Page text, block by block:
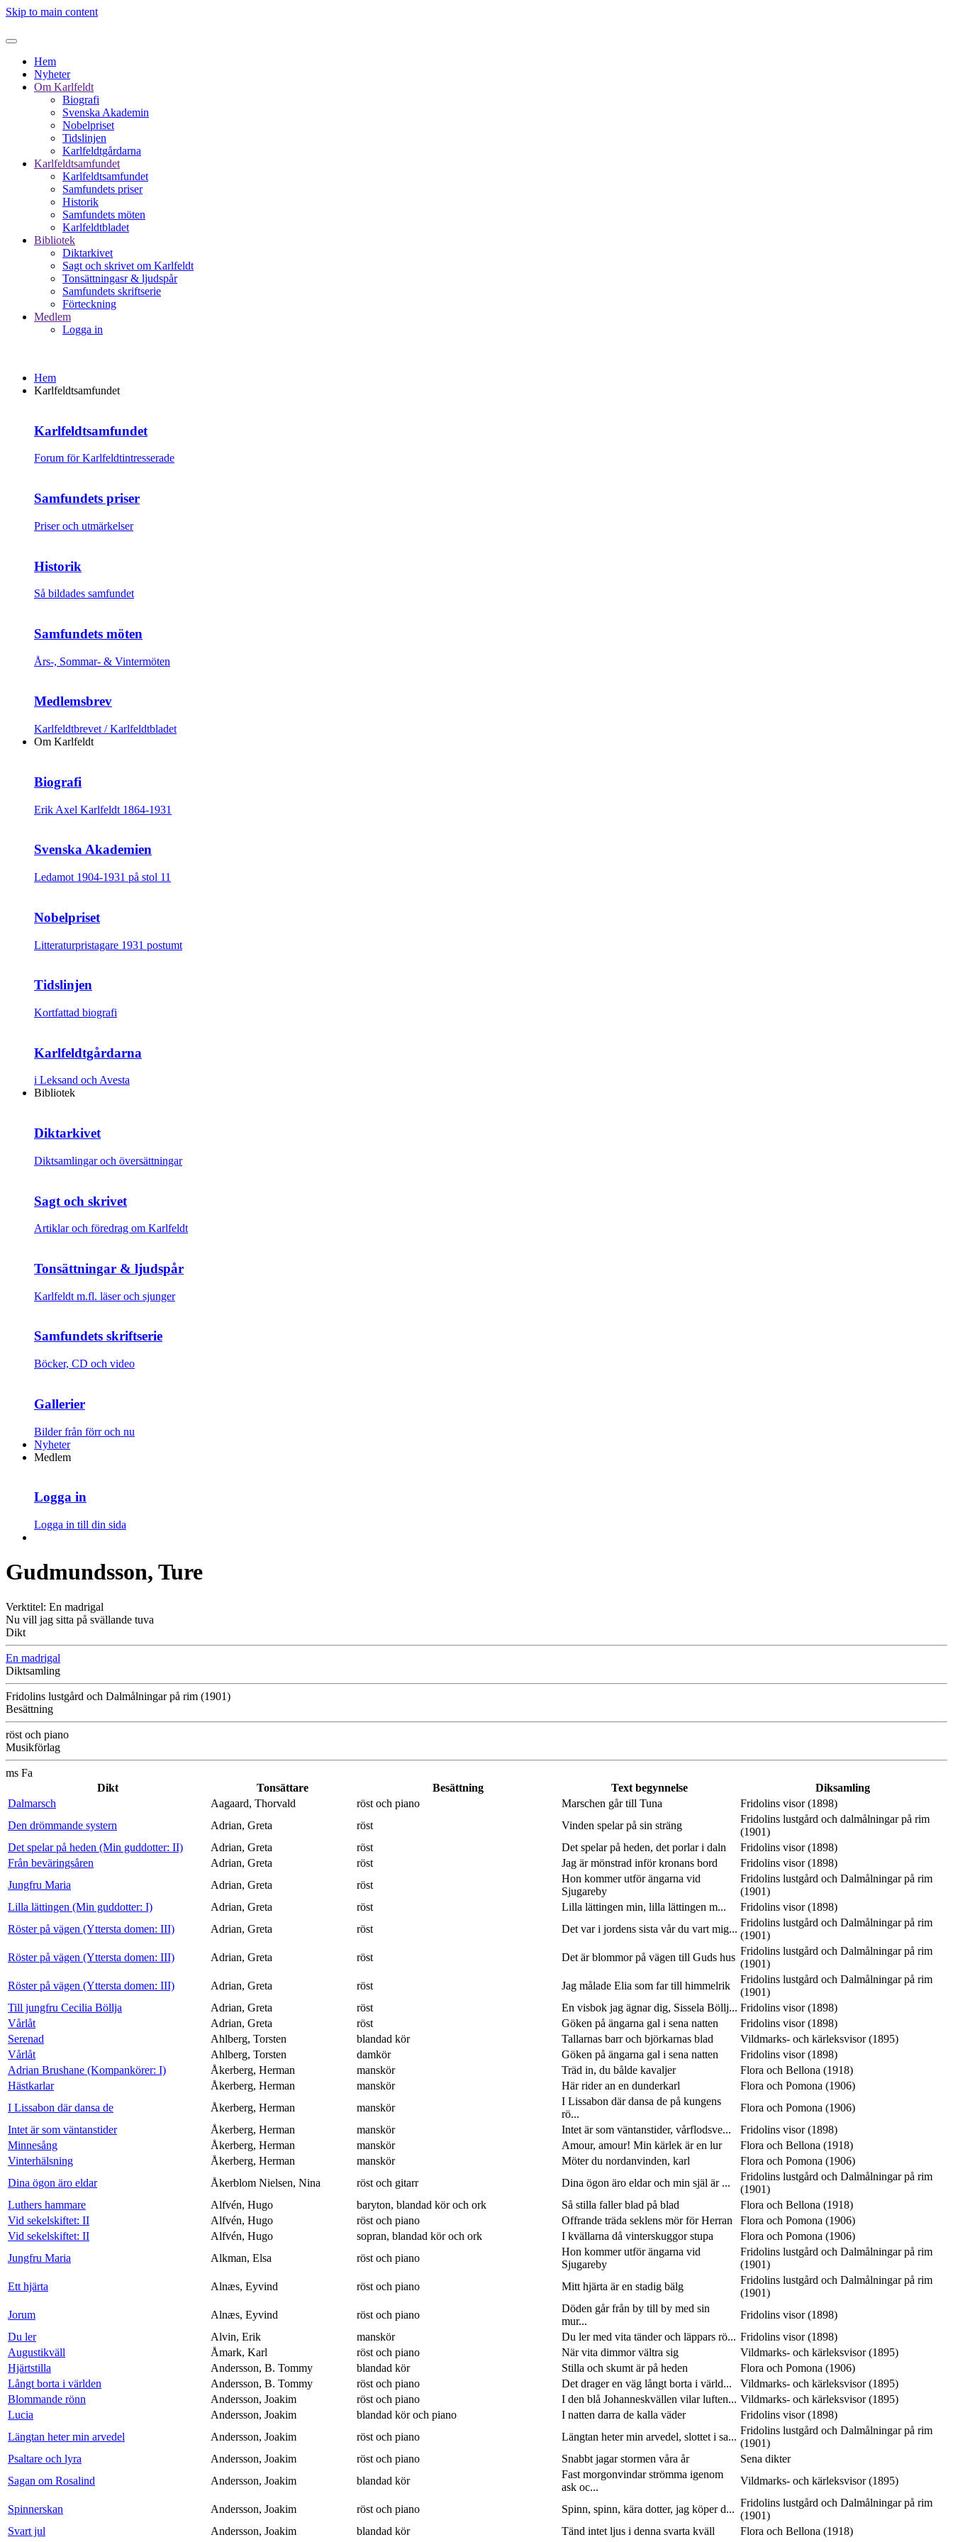
Skip to main content
Hem
Nyheter
Om Karlfeldt
Biografi
Svenska Akademin
Nobelpriset
Tidslinjen
Karlfeldtgårdarna
Karlfeldtsamfundet
Karlfeldtsamfundet
Samfundets priser
Historik
Samfundets möten
Karlfeldtbladet
Bibliotek
Diktarkivet
Sagt och skrivet om Karlfeldt
Tonsättningasr & ljudspår
Samfundets skriftserie
Förteckning
Medlem
Logga in
Hem
Karlfeldtsamfundet
Karlfeldtsamfundet
Forum för Karlfeldtintresserade
Samfundets priser
Priser och utmärkelser
Historik
Så bildades samfundet
Samfundets möten
Års-, Sommar- & Vintermöten
Medlemsbrev
Karlfeldtbrevet / Karlfeldtbladet
Om Karlfeldt
Biografi
Erik Axel Karlfeldt 1864-1931
Svenska Akademien
Ledamot 1904-1931 på stol 11
Nobelpriset
Litteraturpristagare 1931 postumt
Tidslinjen
Kortfattad biografi
Karlfeldtgårdarna
i Leksand och Avesta
Bibliotek
Diktarkivet
Diktsamlingar och översättningar
Sagt och skrivet
Artiklar och föredrag om Karlfeldt
Tonsättningar & ljudspår
Karlfeldt m.fl. läser och sjunger
Samfundets skriftserie
Böcker, CD och video
Gallerier
Bilder från förr och nu
Nyheter
Medlem
Logga in
Logga in till din sida
Gudmundsson, Ture
Verktitel: En madrigal
Nu vill jag sitta på svällande tuva
Dikt
En madrigal
Diktsamling
Fridolins lustgård och Dalmålningar på rim (1901)
Besättning
röst och piano
Musikförlag
ms Fa
Dikt
Tonsättare Besättning Text begynnelse
Diksamling
Dalmarsch
Aagaard, Thorvald röst och piano Marschen går till Tuna
Fridolins visor (1898)
Den drömmande systern
Adrian, Greta röst Vinden spelar på sin sträng
Fridolins lustgård och dalmålningar på rim
(1901)
Det spelar på heden (Min guddotter: II)
Adrian, Greta röst Det spelar på heden, det porlar i daln
Fridolins visor (1898)
Från beväringsåren
Adrian, Greta röst Jag är mönstrad inför kronans bord
Fridolins visor (1898)
Jungfru Maria
Adrian, Greta röst
Hon kommer utför ängarna vid
Sjugareby
Fridolins lustgård och Dalmålningar på rim
(1901)
Lilla lättingen (Min guddotter: I)
Adrian, Greta röst Lilla lättingen min, lilla lättingen m...
Fridolins visor (1898)
Röster på vägen (Yttersta domen: III)
Adrian, Greta röst Det var i jordens sista vår du vart mig...
Fridolins lustgård och Dalmålningar på rim
(1901)
Röster på vägen (Yttersta domen: III)
Adrian, Greta röst Det är blommor på vägen till Guds hus
Fridolins lustgård och Dalmålningar på rim
(1901)
Röster på vägen (Yttersta domen: III)
Adrian, Greta röst Jag målade Elia som far till himmelrik
Fridolins lustgård och Dalmålningar på rim
(1901)
Till jungfru Cecilia Böllja
Adrian, Greta röst En visbok jag ägnar dig, Sissela Böllj... Fridolins visor (1898)
Vårlåt
Adrian, Greta röst Göken på ängarna gal i sena natten
Fridolins visor (1898)
Serenad
Ahlberg, Torsten blandad kör Tallarnas barr och björkarnas blad
Vildmarks- och kärleksvisor (1895)
Vårlåt
Ahlberg, Torsten damkör Göken på ängarna gal i sena natten
Fridolins visor (1898)
Adrian Brushane (Kompankörer: I)
Åkerberg, Herman manskör Träd in, du bålde kavaljer
Flora och Bellona (1918)
Hästkarlar
Åkerberg, Herman manskör Här rider an en dunderkarl
Flora och Pomona (1906)
I Lissabon där dansa de
Åkerberg, Herman manskör
I Lissabon där dansa de på kungens
rö...
Flora och Pomona (1906)
Intet är som väntanstider
Åkerberg, Herman manskör Intet är som väntanstider, vårflodsve...
Fridolins visor (1898)
Minnesång
Åkerberg, Herman manskör Amour, amour! Min kärlek är en lur
Flora och Bellona (1918)
Vinterhälsning
Åkerberg, Herman manskör Möter du nordanvinden, karl
Flora och Pomona (1906)
Dina ögon äro eldar
Åkerblom Nielsen, Nina röst och gitarr Dina ögon äro eldar och min själ är ...
Fridolins lustgård och Dalmålningar på rim
(1901)
Luthers hammare
Alfvén, Hugo baryton, blandad kör och ork Så stilla faller blad på blad
Flora och Bellona (1918)
Vid sekelskiftet: II
Alfvén, Hugo röst och piano Offrande träda seklens mör för Herran
Flora och Pomona (1906)
Vid sekelskiftet: II
Alfvén, Hugo sopran, blandad kör och ork I kvällarna då vinterskuggor stupa
Flora och Pomona (1906)
Jungfru Maria
Alkman, Elsa röst och piano
Hon kommer utför ängarna vid
Sjugareby
Fridolins lustgård och Dalmålningar på rim
(1901)
Ett hjärta
Alnæs, Eyvind röst och piano Mitt hjärta är en stadig bälg
Fridolins lustgård och Dalmålningar på rim
(1901)
Jorum
Alnæs, Eyvind röst och piano
Döden går från by till by med sin
mur...
Fridolins visor (1898)
Du ler
Alvin, Erik manskör Du ler med vita tänder och läppars rö... Fridolins visor (1898)
Augustikväll
Åmark, Karl röst och piano När vita dimmor vältra sig
Vildmarks- och kärleksvisor (1895)
Hjärtstilla
Andersson, B. Tommy blandad kör Stilla och skumt är på heden
Flora och Pomona (1906)
Långt borta i världen
Andersson, B. Tommy röst och piano Det drager en väg långt borta i värld...
Vildmarks- och kärleksvisor (1895)
Blommande rönn
Andersson, Joakim röst och piano I den blå Johanneskvällen vilar luften... Vildmarks- och kärleksvisor (1895)
Lucia
Andersson, Joakim blandad kör och piano I natten darra de kalla väder
Fridolins visor (1898)
Längtan heter min arvedel
Andersson, Joakim röst och piano Längtan heter min arvedel, slottet i sa...
Fridolins lustgård och Dalmålningar på rim
(1901)
Psaltare och lyra
Andersson, Joakim röst och piano Snabbt jagar stormen våra år
Sena dikter
Sagan om Rosalind
Andersson, Joakim blandad kör
Fast morgonvindar strömma igenom
ask oc...
Vildmarks- och kärleksvisor (1895)
Spinnerskan Andersson, Joakim röst och piano Spinn, spinn, kära dotter, jag köper d...
Fridolins lustgård och Dalmålningar på rim
(1901)
Svart jul
Andersson, Joakim blandad kör Tänd intet ljus i denna svarta kväll
Flora och Bellona (1918)